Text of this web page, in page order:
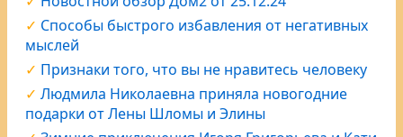
Способы быстрого избавления от негативных
мыслей
Признаки того, что вы не нравитесь человеку
Людмила Николаевна приняла новогодние
подарки от Лены Шломы и Элины